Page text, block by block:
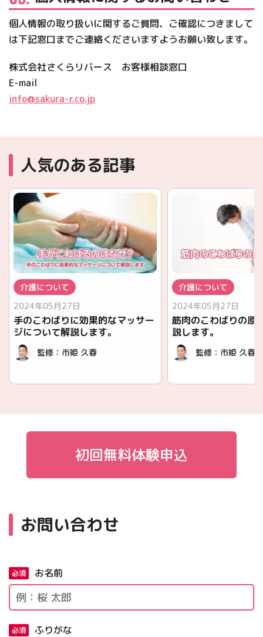
個人情報の取り扱いに関するご質問、ご確認につきまして
は下記窓口までご連絡くださいますようお願い致します。
株式会社さくらリバース お客様相談窓口
E-mail
info@sakura-r.co.jp
人気のある記事
介護について
2024年05月27日
手のこわばりに効果的なマッサー
ジについて解説します。
監修： 市姫 久春
介護について
2024年05月27日
筋肉のこわばりの原
説します。
監修： 市姫 久春
初回無料体験申込
お問い合わせ
必須 お名前
必須 ふりがな